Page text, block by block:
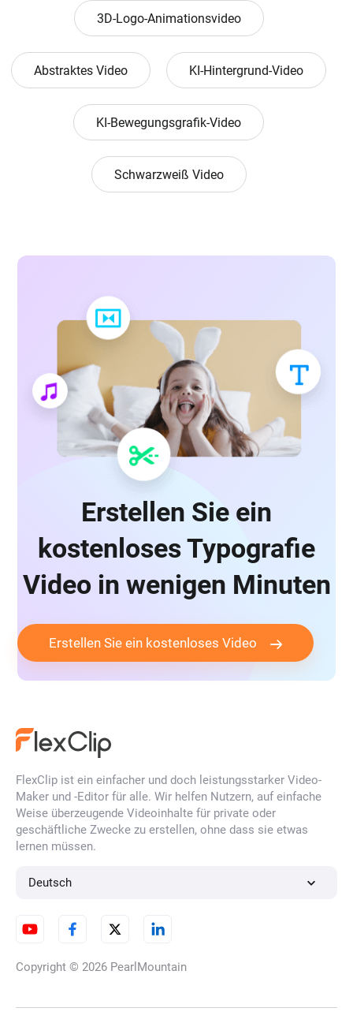
3D-Logo-Animationsvideo
Abstraktes Video KI-Hintergrund-Video
KI-Bewegungsgrafik-Video
Schwarzweiß Video
Erstellen Sie ein
kostenloses Typografie
Video in wenigen Minuten
Erstellen Sie ein kostenloses Video
FlexClip ist ein einfacher und doch leistungsstarker Video-
Maker und -Editor für alle. Wir helfen Nutzern, auf einfache
Weise überzeugende Videoinhalte für private oder
geschäftliche Zwecke zu erstellen, ohne dass sie etwas
lernen müssen.
Deutsch
Copyright © 2026 PearlMountain